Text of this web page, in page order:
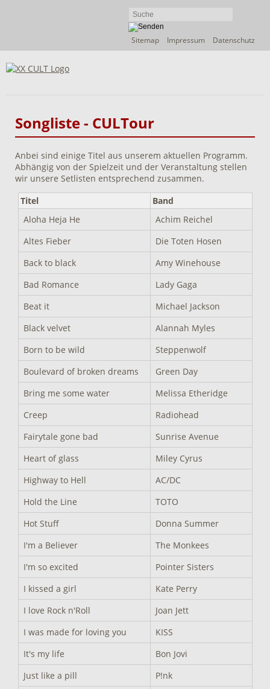
Navigation
Sitemap Impressum Datenschutz
Songliste - CULTour
Anbei sind einige Titel aus unserem aktuellen Programm.
Abhängig von der Spielzeit und der Veranstaltung stellen
wir unsere Setlisten entsprechend zusammen.
Titel
Band
Aloha Heja He
Achim Reichel
Altes Fieber
Die Toten Hosen
Back to black
Amy Winehouse
Bad Romance
Lady Gaga
Beat it
Michael Jackson
Black velvet
Alannah Myles
Born to be wild
Steppenwolf
Boulevard of broken dreams
Green Day
Bring me some water
Melissa Etheridge
Creep
Radiohead
Fairytale gone bad
Sunrise Avenue
Heart of glass
Miley Cyrus
Highway to Hell
AC/DC
Hold the Line
TOTO
Hot Stuff
Donna Summer
I'm a Believer
The Monkees
I'm so excited
Pointer Sisters
I kissed a girl
Kate Perry
I love Rock n'Roll
Joan Jett
I was made for loving you
KISS
It's my life
Bon Jovi
Just like a pill
P!nk